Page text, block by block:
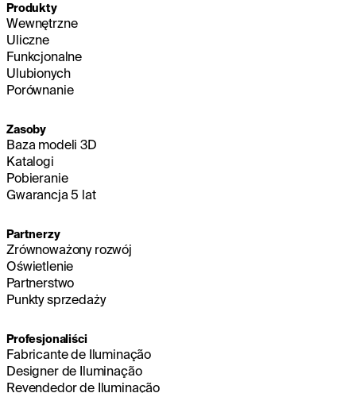
Produkty
Wewnętrzne
Uliczne
Funkcjonalne
Ulubionych
Porównanie
Zasoby
Baza modeli 3D
Katalogi
Pobieranie
Gwarancja 5 lat
Partnerzy
Zrównoważony rozwój
Oświetlenie
Partnerstwo
Punkty sprzedaży
Profesjonaliści
Fabricante de Iluminação
Designer de Iluminação
Revendedor de Iluminação